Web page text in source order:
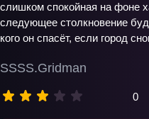
SSSS.Gridman
0
слишком спокойная на фоне
следующее столкновение
кого он спасёт, если город